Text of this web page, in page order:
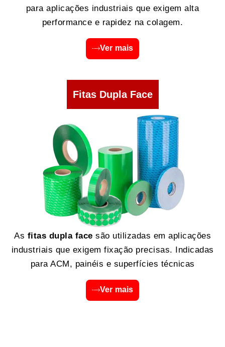
para aplicações industriais que exigem alta
performance e rapidez na colagem.
Ver mais
Fitas Dupla Face
As fitas dupla face são utilizadas em aplicações
industriais que exigem fixação precisas. Indicadas
para ACM, painéis e superfícies técnicas
Ver mais